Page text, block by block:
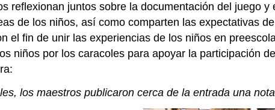
reflexionan juntos sobre la documentación del juego
de los niños, así como comparten las expectativas
el fin de unir las experiencias de los niños en
niños por los caracoles para apoyar la participación
los maestros publicaron cerca de la entrada una